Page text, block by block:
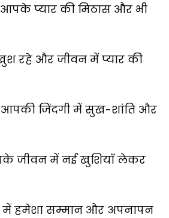
प्यार की मिठास और भी
रहे और जीवन में प्यार की
आपकी जिंदगी में सुख-शांति और
जीवन में नई खुशियाँ लेकर
में हमेशा सम्मान और अपनापन